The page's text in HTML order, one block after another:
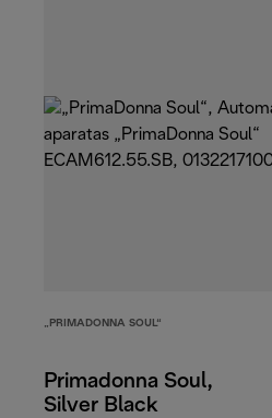
„PRIMADONNA SOUL“
Primadonna Soul,
Silver Black